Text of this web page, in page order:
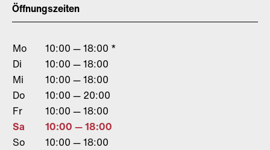
Öffnungszeiten
Mo
10:00 — 18:00 *
Di
10:00 — 18:00
Mi
10:00 — 18:00
Do
10:00 — 20:00
Fr
10:00 — 18:00
Sa
10:00 — 18:00
So
10:00 — 18:00